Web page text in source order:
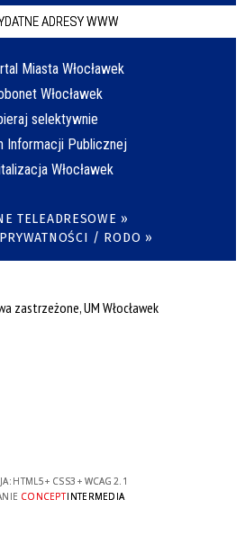
ADRESY WWW
Miasta Włocławek
Włocławek
selektywnie
Informacji Publicznej
Włocławek
TELEADRESOWE »
/ RODO »
zastrzeżone, UM Włocławek
HTML5+ CSS3 + WCAG 2.1
CONCEPTINTERMEDIA